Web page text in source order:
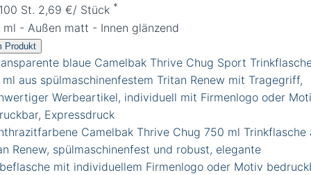
St. 2,69 €/ Stück *
- Außen matt - Innen glänzend
Produkt